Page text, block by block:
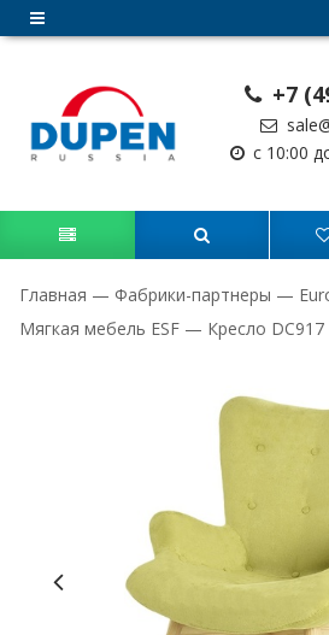
+7
с 10:00
Главная — Фабрики-партнеры —
Мягкая мебель ESF — Кресло